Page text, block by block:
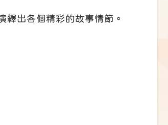
繹出各個精彩的故事情節。